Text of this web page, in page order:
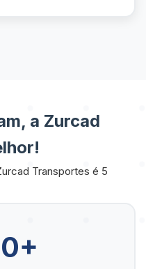
a Zurcad
Transportes é 5